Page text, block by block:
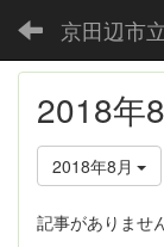
京田辺市
2018年
2018年8月
記事がありませ